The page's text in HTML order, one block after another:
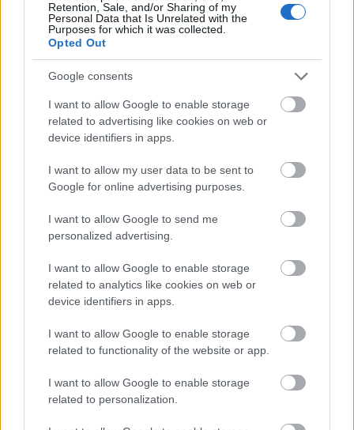
Retention, Sale, and/or Sharing of my
Personal Data that Is Unrelated with the
Purposes for which it was collected.
Opted Out
Google consents
I want to allow Google to enable storage
related to advertising like cookies on web or
device identifiers in apps.
I want to allow my user data to be sent to
Google for online advertising purposes.
I want to allow Google to send me
personalized advertising.
I want to allow Google to enable storage
related to analytics like cookies on web or
device identifiers in apps.
I want to allow Google to enable storage
related to functionality of the website or app.
I want to allow Google to enable storage
related to personalization.
Pozsonyi Magyar IntézetbenFény - tér címmel
fotókiállítás nyílik a Soproni Fotóművészeti Kör
munkáiból. A Kör 2001-ben azzal a céllal jött létre,
hogy egyedi látásmóddal és gondolatisággal
rendelkező fotográfiákat mutasson be.
Római Magyar Akadémián
halál árnyékának völgyében című kortárs
képzőművészeti kiállítás, amely a magyar és olasz
holokauszt áldozatainak és bemutatja, miként
jelenik meg a téma a kortárs művészetben. A tárlatot
kapcsolatokért felelős államtitkára nyitja meg. Sass
Sylvia operaénekes évente tart fiatal
operaénekeseknek egyhetes mesterkurzust a Római
Magyar Akadémián. A kurzus zárkoncertje szintén
pénteken lesz.
Tallinni Magyar Intézet
"megtűzdelt" magyar gasztronómiai workshoppal